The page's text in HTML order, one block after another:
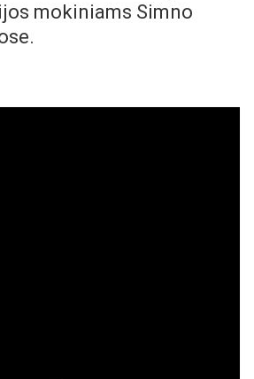
mokiniams Simno